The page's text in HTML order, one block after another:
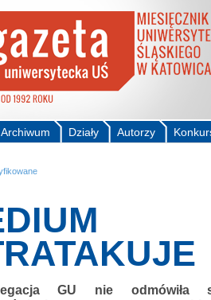
Autorzy
Działy
Archiwum
GU nie odmówiła